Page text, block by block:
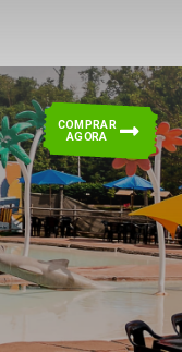
COMPRAR
AGORA